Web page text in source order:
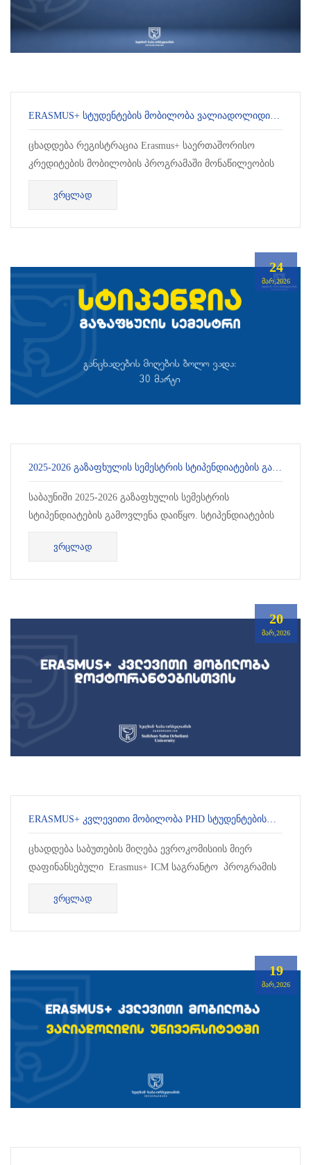
ERASMUS+ ᲡᲢᲣᲓᲔᲜᲢᲔᲑᲘᲡ ᲛᲝᲑᲘᲚᲝᲑᲐ ᲕᲐᲚᲘᲐᲓᲝᲚᲘᲓᲘᲡ ᲣᲜᲘᲕᲔᲠᲡᲘᲢᲔᲢᲨᲘ
ცხადდება რეგისტრაცია Erasmus+ საერთაშორისო
კრედიტების მობილობის პროგრამაში მონაწილეობის
მისაღებად. პროგრამის ფარგლებში შერ...
ᲕᲠᲪᲚᲐᲓ
24
ᲛᲐᲠ,2026
2025-2026 ᲒᲐᲖᲐᲤᲮᲣᲚᲘᲡ ᲡᲔᲛᲔᲡᲢᲠᲘᲡ ᲡᲢᲘᲞᲔᲜᲓᲘᲐᲢᲔᲑᲘᲡ ᲒᲐᲛᲝᲕᲚᲔᲜᲐ
საბაუნიში 2025-2026 გაზაფხულის სემესტრის
სტიპენდიატების გამოვლენა დაიწყო. სტიპენდიატების
გამოვლენა მოხდება შემდეგი კრიტერიუმების
მიხედვით : ...
ᲕᲠᲪᲚᲐᲓ
20
ᲛᲐᲠ,2026
ERASMUS+ ᲙᲕᲚᲔᲕᲘᲗᲘ ᲛᲝᲑᲘᲚᲝᲑᲐ PHD ᲡᲢᲣᲓᲔᲜᲢᲔᲑᲘᲡᲗᲕᲘᲡ ᲙᲐᲓᲘᲡᲘᲡ ᲣᲜᲘᲕᲔᲠᲡᲘᲢᲔᲢᲨᲘ
ცხადდება საბუთების მიღება ევროკომისიის მიერ
დაფინანსებული Erasmus+ ICM საგრანტო პროგრამის
კონკურსში მონაწილეობ...
ᲕᲠᲪᲚᲐᲓ
19
ᲛᲐᲠ,2026